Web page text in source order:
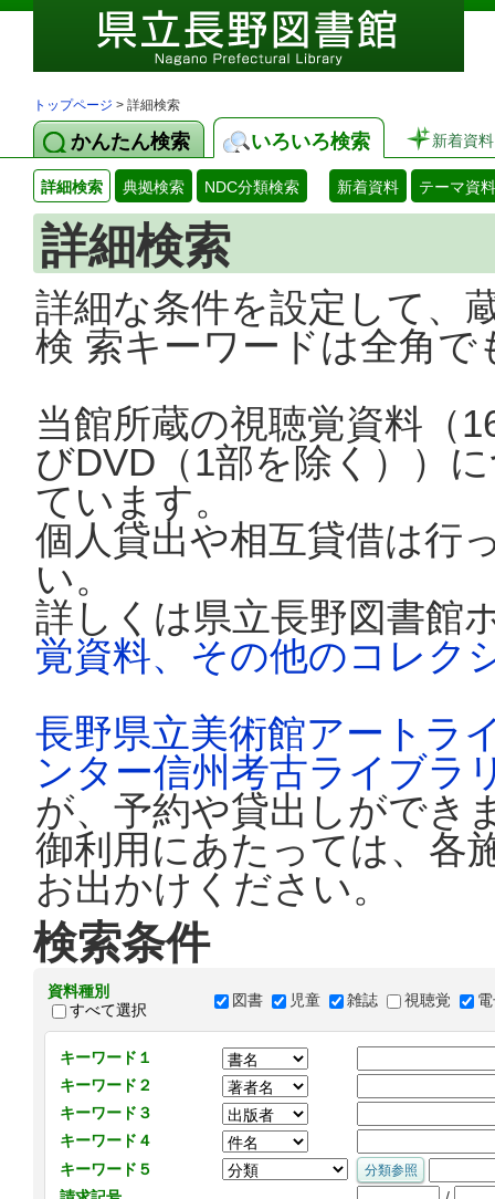
トップページ > 詳細検索
かんたん検索 いろいろ検索 新着資料
詳細検索 典拠検索 NDC分類検索 新着資料 テーマ資料
詳細検索
詳細な条件を設定して、
検 索キーワードは全角
当館所蔵の視聴覚資料（
びDVD（1部を除く））
ています。
個人貸出や相互貸借は行
い。
詳しくは県立長野図書館
覚資料、その他のコレク
長野県立美術館アートラ
ンター信州考古ライブラ
が、予約や貸出しができ
御利用にあたっては、各
お出かけください。
検索条件
資料種別
すべて選択
図書 児童 雑誌 視聴覚
キーワード１
キーワード２
キーワード３
キーワード４
キーワード５